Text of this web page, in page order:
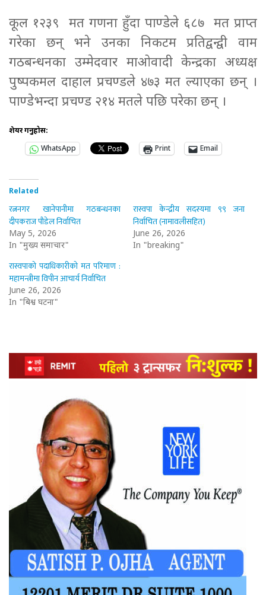
कूल १२३९ मत गणना हुँदा पाण्डेले ६८७ मत प्राप्त
गरेका छन् भने उनका निकटम प्रतिद्वन्द्वी वाम
गठबन्धनका उम्मेदवार माओवादी केन्द्रका अध्यक्ष
पुष्पकमल दाहाल प्रचण्डले ४७३ मत ल्याएका छन् ।
पाण्डेभन्दा प्रचण्ड २१४ मतले पछि परेका छन् ।
शेयर गर्नुहोस:
WhatsApp
Print Email
Related
रत्ननगर खानेपानीमा गठबन्धनका
दीपकराज पौडेल निर्वाचित
May 5, 2026
In "मुख्य समाचार"
रास्वपा केन्द्रीय सदस्यमा ९९ जना
निर्वाचित (नामावलीसहित)
June 26, 2026
In "breaking"
रास्वपाको पदाधिकारीको मत परिमाण :
महामन्त्रीमा विपीन आचार्य निर्वाचित
June 26, 2026
In "बिश्व घटना"